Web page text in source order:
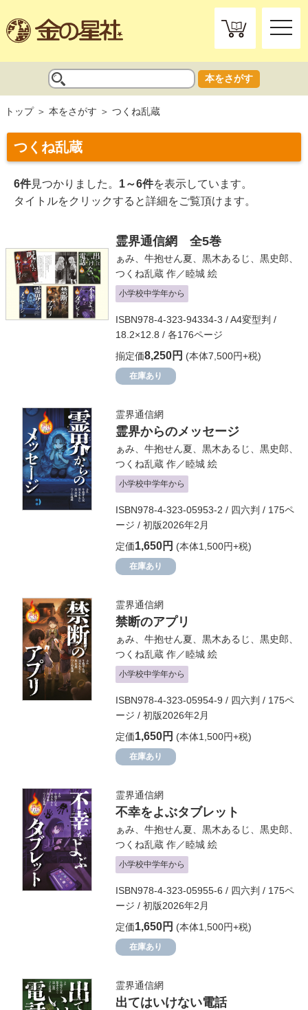
toggle
本をさがす
トップ 本をさがす つくね乱蔵
つくね乱蔵
6件見つかりました。 1～6件を表示しています。
タイトルをクリックすると詳細をご覧頂けます。
霊界通信網 全5巻
ぁみ 牛抱せん夏 黒木あるじ 黒史郎
つくね乱蔵 作／睦城 絵
小学校中学年から
ISBN978-4-323-94334-3 / A4変型判 /
18.2×12.8 / 各176ページ
揃定価8,250円 (本体7,500円+税)
在庫あり
霊界通信網
霊界からのメッセージ
ぁみ 牛抱せん夏 黒木あるじ 黒史郎
つくね乱蔵 作／睦城 絵
小学校中学年から
ISBN978-4-323-05953-2 / 四六判 / 175ペ
ージ / 初版2026年2月
定価1,650円 (本体1,500円+税)
在庫あり
霊界通信網
禁断のアプリ
ぁみ 牛抱せん夏 黒木あるじ 黒史郎
つくね乱蔵 作／睦城 絵
小学校中学年から
ISBN978-4-323-05954-9 / 四六判 / 175ペ
ージ / 初版2026年2月
定価1,650円 (本体1,500円+税)
在庫あり
霊界通信網
不幸をよぶタブレット
ぁみ 牛抱せん夏 黒木あるじ 黒史郎
つくね乱蔵 作／睦城 絵
小学校中学年から
ISBN978-4-323-05955-6 / 四六判 / 175ペ
ージ / 初版2026年2月
定価1,650円 (本体1,500円+税)
在庫あり
霊界通信網
出てはいけない電話